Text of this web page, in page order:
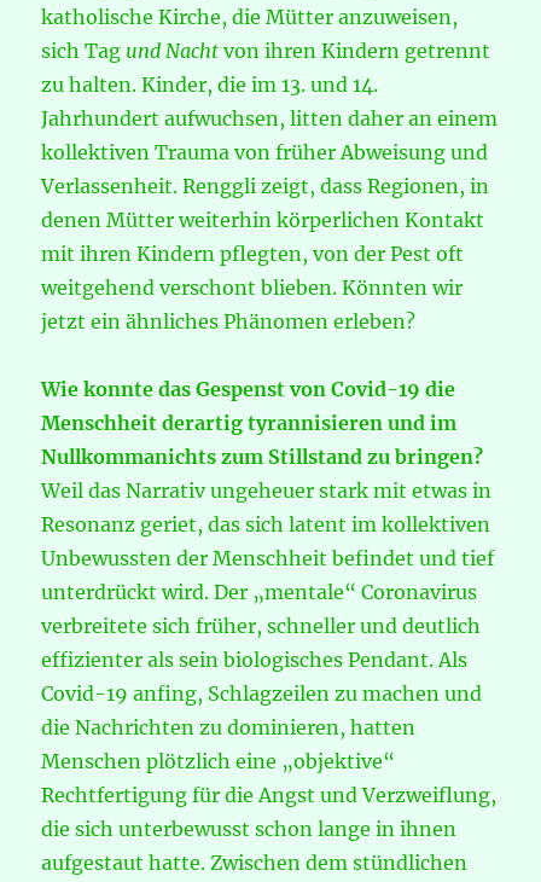
katholische Kirche, die Mütter anzuweisen,
sich Tag und Nachtvon ihren Kindern getrennt
zu halten. Kinder, die im 13. und 14.
Jahrhundert aufwuchsen, litten daher an einem
kollektiven Trauma von früher Abweisung und
Verlassenheit. Renggli zeigt, dass Regionen, in
denen Mütter weiterhin körperlichen Kontakt
mit ihren Kindern pflegten, von der Pest oft
weitgehend verschont blieben. Könnten wir
jetzt ein ähnliches Phänomen erleben?
Wie konnte das Gespenst von Covid-19 die
Menschheit derartig tyrannisieren und im
Nullkommanichts zum Stillstand zu bringen?
Weil das Narrativ ungeheuer stark mit etwas in
Resonanz geriet, das sich latent im kollektiven
Unbewussten der Menschheit befindet und tief
unterdrückt wird. Der „mentale“ Coronavirus
verbreitete sich früher, schneller und deutlich
effizienter als sein biologisches Pendant. Als
Covid-19 anfing, Schlagzeilen zu machen und
die Nachrichten zu dominieren, hatten
Menschen plötzlich eine „objektive“
Rechtfertigung für die Angst und Verzweiflung,
die sich unterbewusst schon lange in ihnen
aufgestaut hatte. Zwischen dem stündlichen